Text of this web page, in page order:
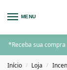
MENU
*Receba sua
Início / Loja /